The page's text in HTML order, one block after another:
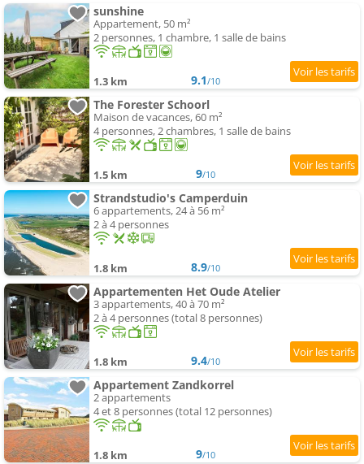
sunshine
Appartement, 50 m²
2 personnes, 1 chambre, 1 salle de bains
1.3 km 9.1/10
The Forester Schoorl
Maison de vacances, 60 m²
4 personnes, 2 chambres, 1 salle de bains
1.5 km 9/10
Strandstudio's Camperduin
6 appartements, 24 à 56 m²
2 à 4 personnes
1.8 km 8.9/10
Appartementen Het Oude Atelier
3 appartements, 40 à 70 m²
2 à 4 personnes (total 8 personnes)
1.8 km 9.4/10
Appartement Zandkorrel
2 appartements
4 et 8 personnes (total 12 personnes)
1.8 km 9/10